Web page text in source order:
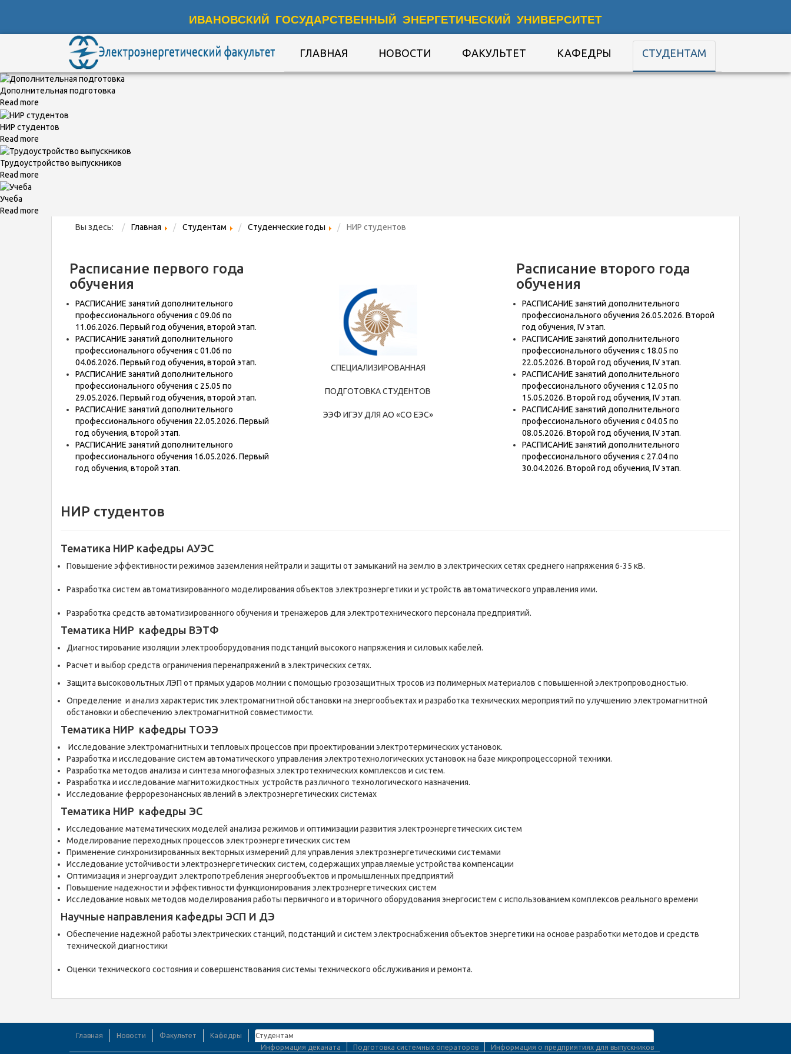
ИВАНОВСКИЙ ГОСУДАРСТВЕННЫЙ ЭНЕРГЕТИЧЕСКИЙ УНИВЕРСИТЕТ
ГЛАВНАЯ НОВОСТИ ФАКУЛЬТЕТ КАФЕДРЫ СТУДЕНТАМ
Дополнительная подготовка
Read more
НИР студентов
Read more
Трудоустройство выпускников
Read more
Учеба
Read more
Вы здесь:
Главная Студентам Студенческие годы НИР студентов
Расписание первого года
обучения
РАСПИСАНИЕ занятий дополнительного
профессионального обучения с 09.06 по
11.06.2026. Первый год обучения, второй этап.
РАСПИСАНИЕ занятий дополнительного
профессионального обучения с 01.06 по
04.06.2026. Первый год обучения, второй этап.
РАСПИСАНИЕ занятий дополнительного
профессионального обучения с 25.05 по
29.05.2026. Первый год обучения, второй этап.
РАСПИСАНИЕ занятий дополнительного
профессионального обучения 22.05.2026. Первый
год обучения, второй этап.
РАСПИСАНИЕ занятий дополнительного
профессионального обучения 16.05.2026. Первый
год обучения, второй этап.
СПЕЦИАЛИЗИРОВАННАЯ
ПОДГОТОВКА СТУДЕНТОВ
ЭЭФ ИГЭУ ДЛЯ АО «СО ЕЭС»
Расписание второго года
обучения
РАСПИСАНИЕ занятий дополнительного
профессионального обучения 26.05.2026. Второй
год обучения, IV этап.
РАСПИСАНИЕ занятий дополнительного
профессионального обучения с 18.05 по
22.05.2026. Второй год обучения, IV этап.
РАСПИСАНИЕ занятий дополнительного
профессионального обучения с 12.05 по
15.05.2026. Второй год обучения, IV этап.
РАСПИСАНИЕ занятий дополнительного
профессионального обучения с 04.05 по
08.05.2026. Второй год обучения, IV этап.
РАСПИСАНИЕ занятий дополнительного
профессионального обучения с 27.04 по
30.04.2026. Второй год обучения, IV этап.
НИР студентов
Тематика НИР кафедры АУЭС
Повышение эффективности режимов заземления нейтрали и защиты от замыканий на землю в электрических сетях среднего напряжения 6-35 кВ.
Разработка систем автоматизированного моделирования объектов электроэнергетики и устройств автоматического управления ими.
Разработка средств автоматизированного обучения и тренажеров для электротехнического персонала предприятий.
Тематика НИР кафедры ВЭТФ
Диагностирование изоляции электрооборудования подстанций высокого напряжения и силовых кабелей.
Расчет и выбор средств ограничения перенапряжений в электрических сетях.
Защита высоковольтных ЛЭП от прямых ударов молнии с помощью грозозащитных тросов из полимерных материалов с повышенной электропроводностью.
Определение и анализ характеристик электромагнитной обстановки на энергообъектах и разработка технических мероприятий по улучшению электромагнитной
обстановки и обеспечению электромагнитной совместимости.
Тематика НИР кафедры ТОЭЭ
Исследование электромагнитных и тепловых процессов при проектировании электротермических установок.
Разработка и исследование систем автоматического управления электротехнологических установок на базе микропроцессорной техники.
Разработка методов анализа и синтеза многофазных электротехнических комплексов и систем.
Разработка и исследование магнитожидкостных устройств различного технологического назначения.
Исследование феррорезонансных явлений в электроэнергетических системах
Тематика НИР кафедры ЭС
Исследование математических моделей анализа режимов и оптимизации развития электроэнергетических систем
Моделирование переходных процессов электроэнергетических систем
Применение синхронизированных векторных измерений для управления электроэнергетическими системами
Исследование устойчивости электроэнергетических систем, содержащих управляемые устройства компенсации
Оптимизация и энергоаудит электропотребления энергообъектов и промышленных предприятий
Повышение надежности и эффективности функционирования электроэнергетических систем
Исследование новых методов моделирования работы первичного и вторичного оборудования энергосистем с использованием комплексов реального времени
Научные направления кафедры ЭСП И ДЭ
Обеспечение надежной работы электрических станций, подстанций и систем электроснабжения объектов энергетики на основе разработки методов и средств
технической диагностики
Оценки технического состояния и совершенствования системы технического обслуживания и ремонта.
Главная Новости Факультет Кафедры
Студентам
Информация деканата
Подготовка системных операторов Информация о предприятиях для выпускников